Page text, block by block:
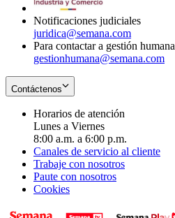
Notificaciones judiciales
juridica@semana.com
Para contactar a gestión humana
gestionhumana@semana.com
Contáctenos
Horarios de atención
Lunes a Viernes
8:00 a.m. a 6:00 p.m.
Canales de servicio al cliente
Trabaje con nosotros
Paute con nosotros
Cookies